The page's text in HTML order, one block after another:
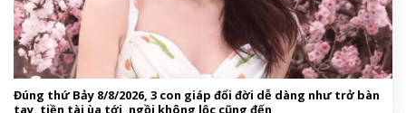
Đúng thứ Bảy 8/8/2026, 3 con giáp đổi đời dễ dàng như trở bàn
tay, tiền tài ùa tới, ngồi không lộc cũng đến